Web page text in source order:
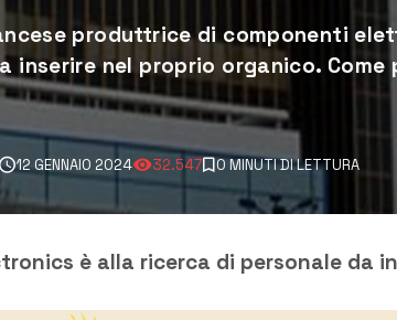
produttrice di componenti
inserire nel proprio organico.
12 GENNAIO 2024 32.547 0 MINUTI DI LETTURA
è alla ricerca di personale da